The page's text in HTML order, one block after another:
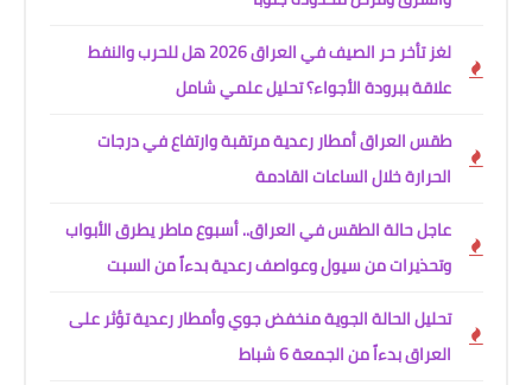
لغز تأخر حر الصيف في العراق 2026 هل للحرب والنفط
علاقة ببرودة الأجواء؟ تحليل علمي شامل
طقس العراق أمطار رعدية مرتقبة وارتفاع في درجات
الحرارة خلال الساعات القادمة
عاجل حالة الطقس في العراق.. أسبوع ماطر يطرق الأبواب
وتحذيرات من سيول وعواصف رعدية بدءاً من السبت
تحليل الحالة الجوية منخفض جوي وأمطار رعدية تؤثر على
العراق بدءاً من الجمعة 6 شباط